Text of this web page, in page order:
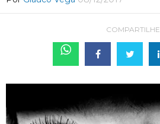
COMPARTILHE